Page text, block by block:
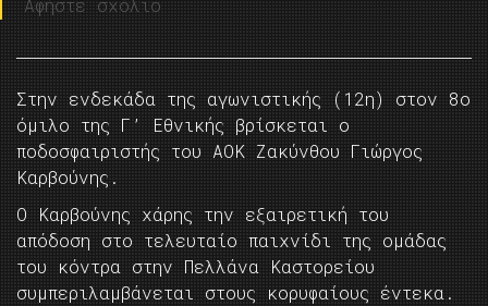
Αφήστε σχόλιο
Στην ενδεκάδα της αγωνιστικής (12η) στον 8ο
όμιλο της Γ’ Εθνικής βρίσκεται ο
ποδοσφαιριστής του ΑΟΚ Ζακύνθου Γιώργος
Καρβούνης.
Ο Καρβούνης χάρης την εξαιρετική του
απόδοση στο τελευταίο παιχνίδι της ομάδας
του κόντρα στην Πελλάνα Καστορείου
συμπεριλαμβάνεται στους κορυφαίους έντεκα.